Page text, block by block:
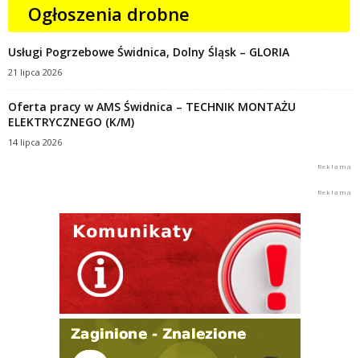
Ogłoszenia drobne
Usługi Pogrzebowe Świdnica, Dolny Śląsk – GLORIA
21 lipca 2026
Oferta pracy w AMS Świdnica – TECHNIK MONTAŻU
ELEKTRYCZNEGO (K/M)
14 lipca 2026